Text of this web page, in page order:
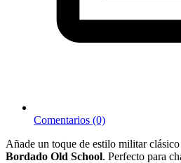
Comentarios (0)
Añade un toque de estilo militar
Bordado Old School. Perfecto para